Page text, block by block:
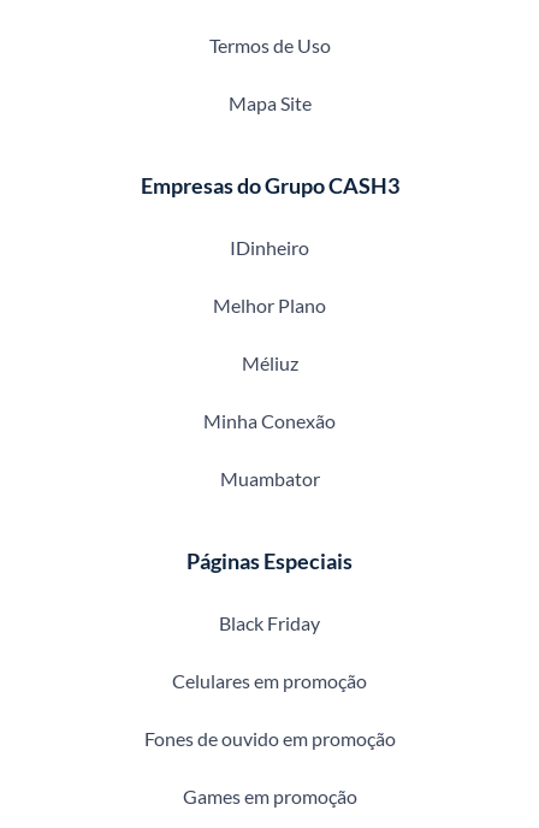
Termos de Uso
Mapa Site
Empresas do Grupo CASH3
IDinheiro
Melhor Plano
Méliuz
Minha Conexão
Muambator
Páginas Especiais
Black Friday
Celulares em promoção
Fones de ouvido em promoção
Games em promoção